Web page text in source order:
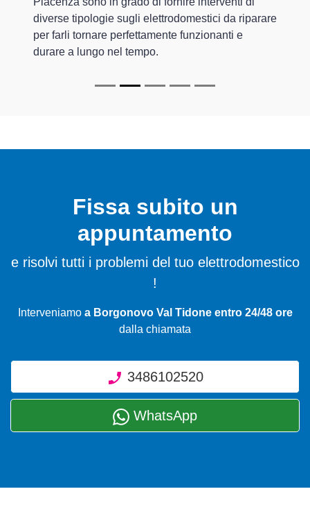
diverse tipologie sugli elettrodomestici da riparare
per farli tornare perfettamente funzionanti e
durare a lungo nel tempo.
Fissa subito un
appuntamento
e risolvi tutti i problemi del tuo elettrodomestico
!
Interveniamo a Borgonovo Val Tidone entro 24/48 ore
dalla chiamata
3486102520
WhatsApp